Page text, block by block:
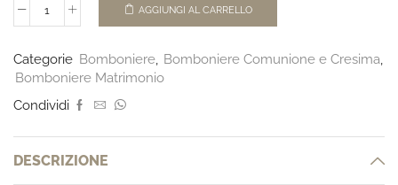
AGGIUNGI AL CARRELLO
Categorie Bomboniere Bomboniere Comunione e Cresima
Bomboniere Matrimonio
Condividi
DESCRIZIONE